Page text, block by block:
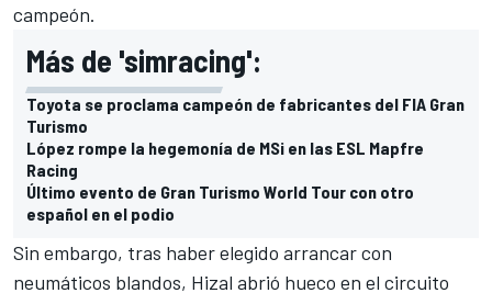
campeón.
Más de 'simracing':
Toyota se proclama campeón de fabricantes del FIA Gran
Turismo
López rompe la hegemonía de MSi en las ESL Mapfre
Racing
Último evento de Gran Turismo World Tour con otro
español en el podio
Sin embargo, tras haber elegido arrancar con
neumáticos blandos, Hizal abrió hueco en el circuito